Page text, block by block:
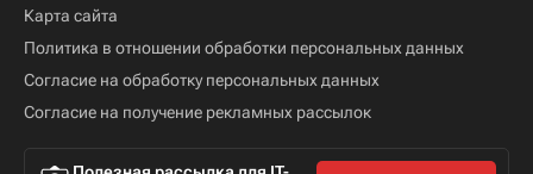
Карта сайта
Политика в отношении обработки персональных данных
Согласие на обработку персональных данных
Согласие на получение рекламных рассылок